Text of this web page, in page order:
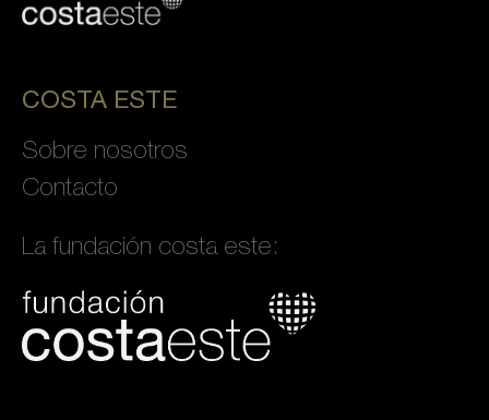
COSTA ESTE
Sobre nosotros
Contacto
La fundación costa este: